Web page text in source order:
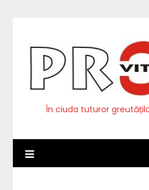
În ciuda tuturor